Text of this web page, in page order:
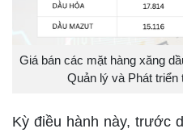
Giá bán các mặt hàng xăng
Quản lý và Phát
Kỳ điều hành này, trước